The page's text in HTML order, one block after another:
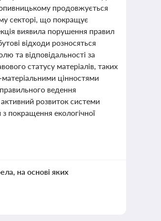
продовжується
секторі, що покращує
виявила порушення правил
відходи розносяться
та відповідальності за
статусу матеріалів, таких
цінностями
ведення
розвиток системи
з покращення екологічної
на основі яких